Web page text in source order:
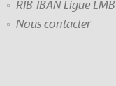
RIB-IBAN Ligue LMB
Nous contacter